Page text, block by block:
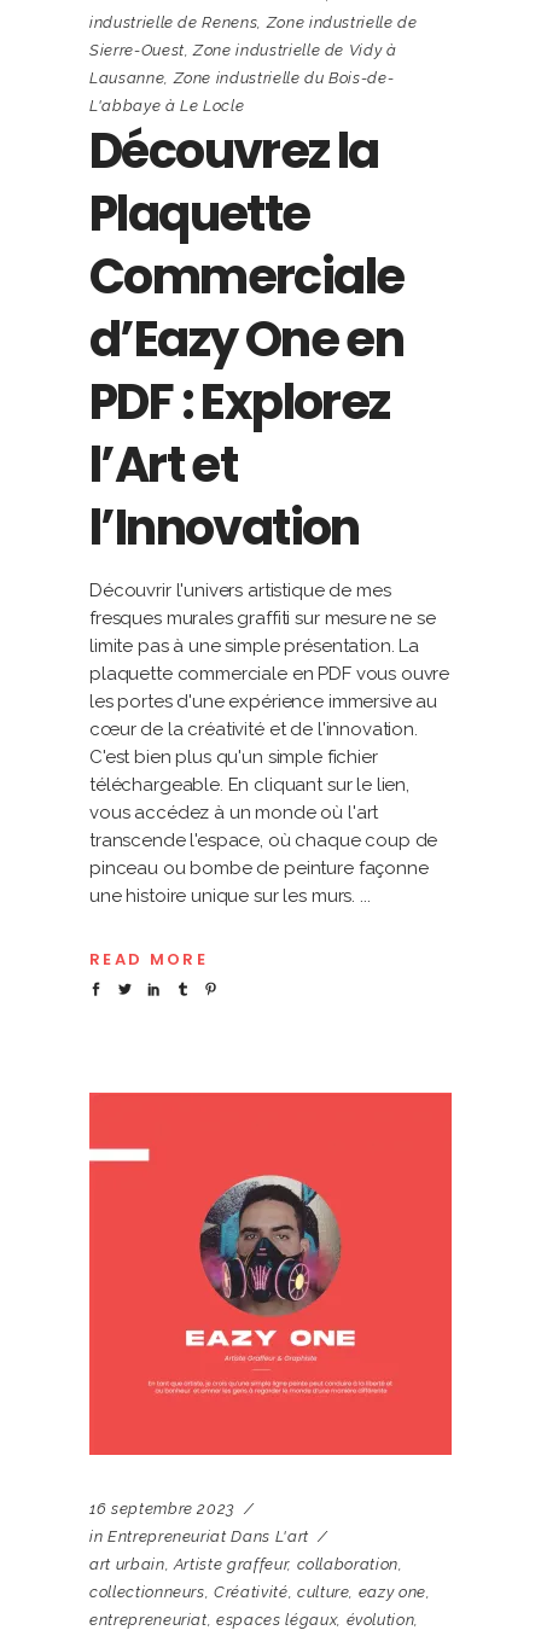
industrielle de Renens,Zone industrielle de
Sierre-Ouest,Zone industrielle de Vidy à
Lausanne,Zone industrielle du Bois-de-
L'abbaye à Le Locle
Découvrez la
Plaquette
Commerciale
d’Eazy One en
PDF : Explorez
l’Art et
l’Innovation
Découvrir l'univers artistique de mes
fresques murales graffiti sur mesure ne se
limite pas à une simple présentation. La
plaquette commerciale en PDF vous ouvre
les portes d'une expérience immersive au
cœur de la créativité et de l'innovation.
C'est bien plus qu'un simple fichier
téléchargeable. En cliquant sur le lien,
vous accédez à un monde où l'art
transcende l'espace, où chaque coup de
pinceau ou bombe de peinture façonne
une histoire unique sur les murs.
READ MORE
16 septembre 2023
in Entrepreneuriat Dans L'art
art urbain Artiste graffeur, collaboration
collectionneurs ,Créativité culture eazy one
entrepreneuriat ,espaces légaux, évolution